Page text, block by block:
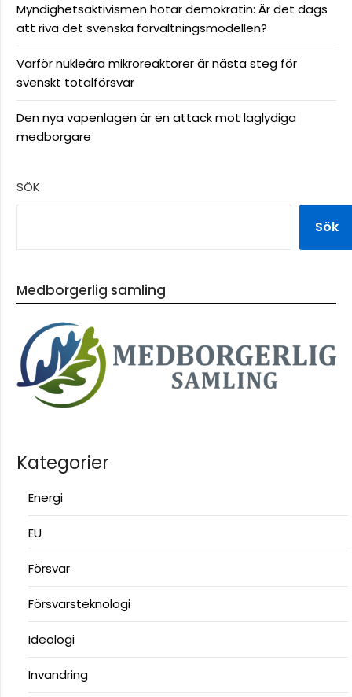
Myndighetsaktivismen hotar demokratin: Är det dags
att riva det svenska förvaltningsmodellen?
Varför nukleära mikroreaktorer är nästa steg för
svenskt totalförsvar
Den nya vapenlagen är en attack mot laglydiga
medborgare
SÖK
Sök
Medborgerlig samling
Kategorier
Energi
EU
Försvar
Försvarsteknologi
Ideologi
Invandring